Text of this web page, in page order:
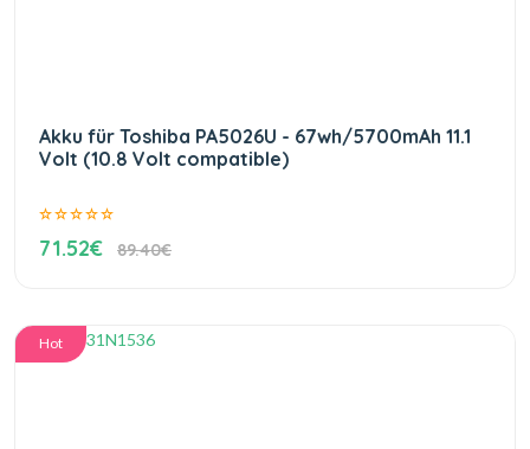
Akku für Toshiba PA5026U - 67wh/5700mAh 11.1
Volt (10.8 Volt compatible)
71.52€ 89.40€
Hot